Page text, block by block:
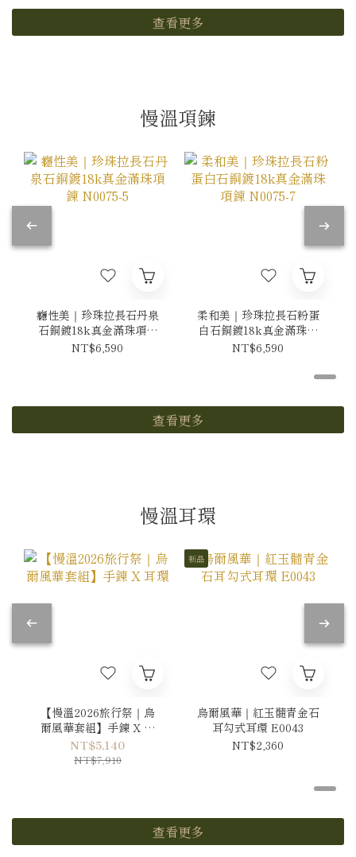
查看更多
慢溫項鍊
癮性美｜珍珠拉長石丹泉
石銅鍍18k真金滿珠項鍊
N0075-5
NT$6,590
柔和美｜珍珠拉長石粉蛋
白石銅鍍18k真金滿珠項
鍊 N0075-7
NT$6,590
查看更多
慢溫耳環
【慢溫2026旅行祭｜烏
爾風華套組】手鍊 X 耳
環
NT$5,140
NT$7,910
新品
烏爾風華｜紅玉髓青金石
耳勾式耳環 E0043
NT$2,360
查看更多